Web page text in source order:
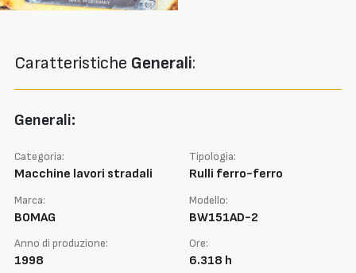
Caratteristiche Generali:
Generali:
Categoria:
Macchine lavori stradali
Tipologia:
Rulli ferro-ferro
Marca:
BOMAG
Modello:
BW151AD-2
Anno di produzione:
1998
Ore:
6.318 h